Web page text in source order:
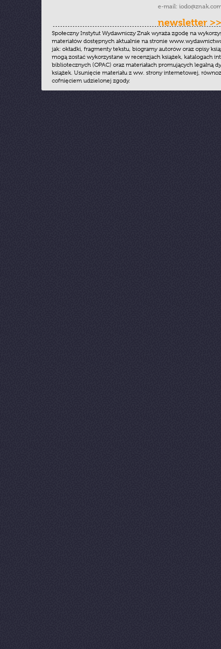
e-mail:
newsletter >>
Społeczny Instytut Wydawniczy Znak wyraża zgodę na
materiałów dostępnych aktualnie na stronie
jak: okładki, fragmenty tekstu, biogramy autorów oraz opisy
mogą zostać wykorzystane w recenzjach książek, katalogach
bibliotecznych (OPAC) oraz materiałach promujących legalną
książek. Usunięcie materiału z ww. strony internetowej,
cofnięciem udzielonej zgody.